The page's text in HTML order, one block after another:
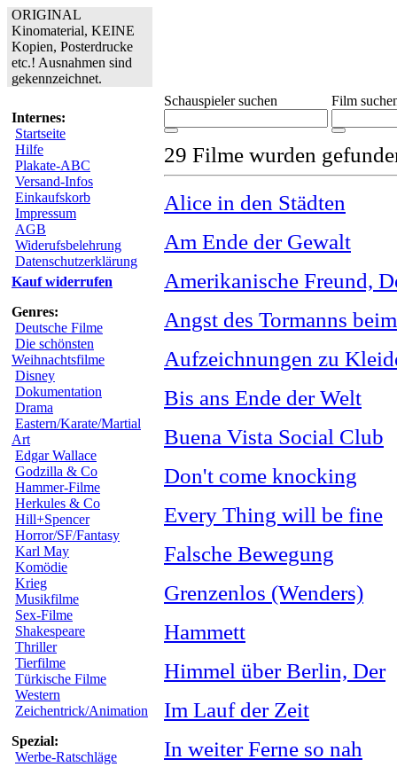
ORIGINAL
Kinomaterial, KEINE
Kopien, Posterdrucke
etc.! Ausnahmen sind
gekennzeichnet.
Internes:
Startseite
Hilfe
Plakate-ABC
Versand-Infos
Einkaufskorb
Impressum
AGB
Widerufsbelehrung
Datenschutzerklärung
Kauf widerrufen
Genres:
Deutsche Filme
Die schönsten
Weihnachtsfilme
Disney
Dokumentation
Drama
Eastern/Karate/Martial
Art
Edgar Wallace
Godzilla & Co
Hammer-Filme
Herkules & Co
Hill+Spencer
Horror/SF/Fantasy
Karl May
Komödie
Krieg
Musikfilme
Sex-Filme
Shakespeare
Thriller
Tierfilme
Türkische Filme
Western
Zeichentrick/Animation
Spezial:
Werbe-Ratschläge
Schauspieler suchen Film
29 Filme wurden
Alice in den Städten
Am Ende der Gewalt
Amerikanische Freund,
Angst des Tormanns
Aufzeichnungen zu
Bis ans Ende der Welt
Buena Vista Social Club
Don't come knocking
Every Thing will be fine
Falsche Bewegung
Grenzenlos (Wenders)
Hammett
Himmel über Berlin, Der
Im Lauf der Zeit
In weiter Ferne so nah